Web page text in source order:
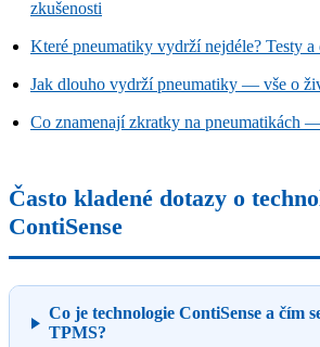
zkušenosti
Které pneumatiky vydrží nejdéle? Testy a
Jak dlouho vydrží pneumatiky — vše o
Co znamenají zkratky na pneumatikách
Často kladené dotazy o
ContiSense
Co je technologie ContiSense a čím
TPMS?